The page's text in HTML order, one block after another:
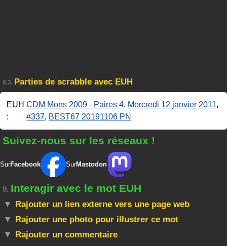
8.3. Parties de scrabble avec EUH
EUH
:
CDM Mons 2009 - Paires 4, Mercredi 12 janvier 2011,
#337, BEST67 20191106 PN
Suivez-nous sur les réseaux !
SurFacebook SurMastodon
9. Interagir avec le mot EUH
Rajouter un lien externe vers une page web
Rajouter une photo pour illustrer ce mot
Rajouter un commentaire